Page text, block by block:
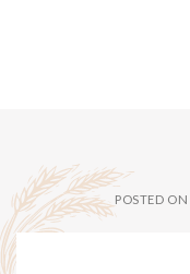
POSTED ON